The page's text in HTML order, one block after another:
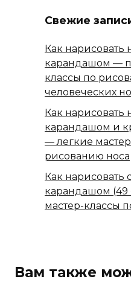
Свежие
Как нарисовать
карандашом —
классы по
человеческих
Как нарисовать
карандашом и
— легкие
рисованию носа
Как нарисовать
карандашом (49
мастер-классы
Вам также